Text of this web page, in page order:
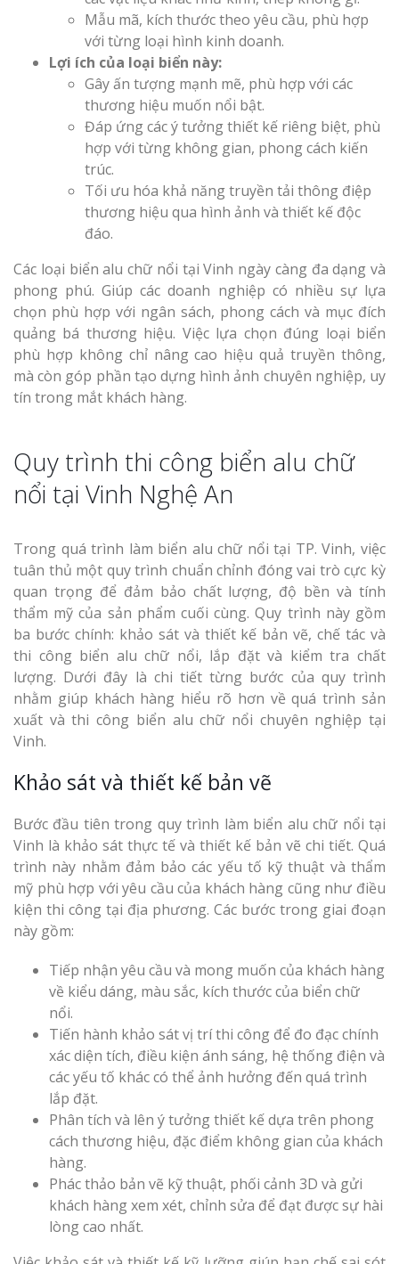
Mẫu mã, kích thước theo yêu cầu, phù hợp
với từng loại hình kinh doanh.
Lợi ích của loại biển này:
Gây ấn tượng mạnh mẽ, phù hợp với các
thương hiệu muốn nổi bật.
Đáp ứng các ý tưởng thiết kế riêng biệt, phù
hợp với từng không gian, phong cách kiến
trúc.
Tối ưu hóa khả năng truyền tải thông điệp
thương hiệu qua hình ảnh và thiết kế độc
đáo.
Các loại biển alu chữ nổi tại Vinh ngày càng đa dạng và
phong phú. Giúp các doanh nghiệp có nhiều sự lựa
chọn phù hợp với ngân sách, phong cách và mục đích
quảng bá thương hiệu. Việc lựa chọn đúng loại biển
phù hợp không chỉ nâng cao hiệu quả truyền thông,
mà còn góp phần tạo dựng hình ảnh chuyên nghiệp, uy
tín trong mắt khách hàng.
Quy trình thi công biển alu chữ
nổi tại Vinh Nghệ An
Trong quá trình làm biển alu chữ nổi tại TP. Vinh, việc
tuân thủ một quy trình chuẩn chỉnh đóng vai trò cực kỳ
quan trọng để đảm bảo chất lượng, độ bền và tính
thẩm mỹ của sản phẩm cuối cùng. Quy trình này gồm
ba bước chính: khảo sát và thiết kế bản vẽ, chế tác và
thi công biển alu chữ nổi, lắp đặt và kiểm tra chất
lượng. Dưới đây là chi tiết từng bước của quy trình
nhằm giúp khách hàng hiểu rõ hơn về quá trình sản
xuất và thi công biển alu chữ nổi chuyên nghiệp tại
Vinh.
Khảo sát và thiết kế bản vẽ
Bước đầu tiên trong quy trình làm biển alu chữ nổi tại
Vinh là khảo sát thực tế và thiết kế bản vẽ chi tiết. Quá
trình này nhằm đảm bảo các yếu tố kỹ thuật và thẩm
mỹ phù hợp với yêu cầu của khách hàng cũng như điều
kiện thi công tại địa phương. Các bước trong giai đoạn
này gồm:
Tiếp nhận yêu cầu và mong muốn của khách hàng
về kiểu dáng, màu sắc, kích thước của biển chữ
nổi.
Tiến hành khảo sát vị trí thi công để đo đạc chính
xác diện tích, điều kiện ánh sáng, hệ thống điện và
các yếu tố khác có thể ảnh hưởng đến quá trình
lắp đặt.
Phân tích và lên ý tưởng thiết kế dựa trên phong
cách thương hiệu, đặc điểm không gian của khách
hàng.
Phác thảo bản vẽ kỹ thuật, phối cảnh 3D và gửi
khách hàng xem xét, chỉnh sửa để đạt được sự hài
lòng cao nhất.